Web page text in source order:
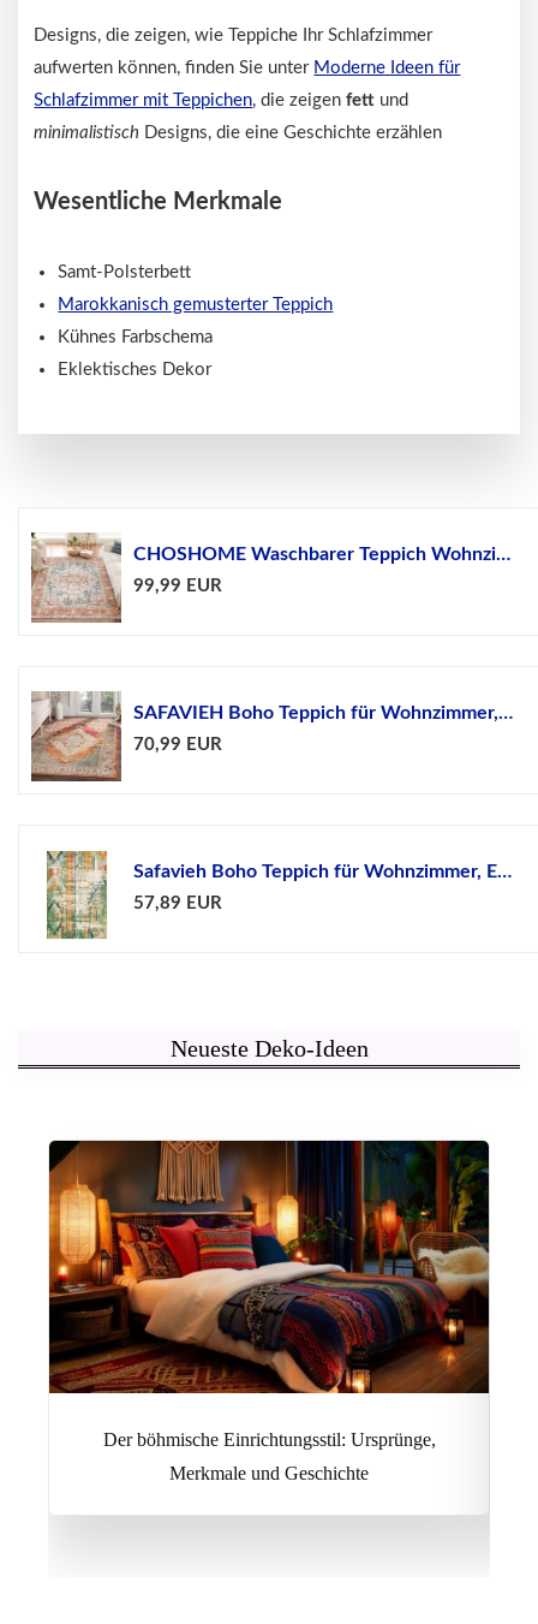
Designs, die zeigen, wie Teppiche Ihr Schlafzimmer
aufwerten können, finden Sie unter Moderne Ideen für
Schlafzimmer mit Teppichen, die zeigenfett und
minimalistisch Designs, die eine Geschichte erzählen
Wesentliche Merkmale
Samt-Polsterbett
Marokkanisch gemusterter Teppich
Kühnes Farbschema
Eklektisches Dekor
CHOSHOME Waschbarer Teppich Wohnzimmer 200x290CM Orange...
99,99 EUR
SAFAVIEH Boho Teppich für Wohnzimmer, Esszimmer,...
70,99 EUR
Safavieh Boho Teppich für Wohnzimmer, Esszimmer,...
57,89 EUR
Neueste Deko-Ideen
Der böhmische Einrichtungsstil: Ursprünge,
Merkmale und Geschichte